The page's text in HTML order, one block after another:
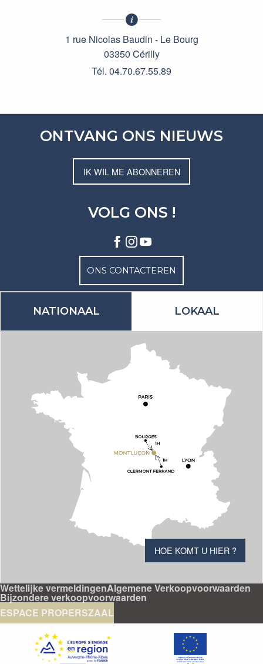
1 rue Nicolas Baudin - Le Bourg
03350 Cérilly
Tél. 04.70.67.55.89
ONTVANG ONS NIEUWS
IK WIL ME ABONNEREN
VOLG ONS !
ONS CONTACTEREN
NATIONAAL LOKAAL
HOE KOMT U HIER ?
Wettelijke vermeldingenAlgemene Verkoopvoorwaarden
Bijzondere verkoopvoorwaarden
ESPACE PROPERSZAAL